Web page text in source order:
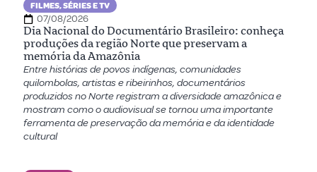
FILMES, SÉRIES E TV
07/08/2026
Dia Nacional do Documentário Brasileiro: conheça
produções da região Norte que preservam a
memória da Amazônia
Entre histórias de povos indígenas, comunidades
quilombolas, artistas e ribeirinhos, documentários
produzidos no Norte registram a diversidade amazônica e
mostram como o audiovisual se tornou uma importante
ferramenta de preservação da memória e da identidade
cultural